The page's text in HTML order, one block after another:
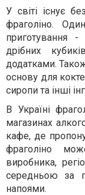
У світі існує
фраголіно.
приготування
дрібних
додатками.
основу для
сиропи та інші
В Україні
магазинах
кафе, де
фраголіно
виробника,
середньою за
напоями.